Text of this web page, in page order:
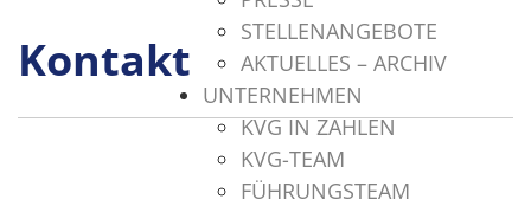
STELLENANGEBOTE
AKTUELLES – ARCHIV
UNTERNEHMEN
KVG IN ZAHLEN
KVG-TEAM
FÜHRUNGSTEAM
Kontakt